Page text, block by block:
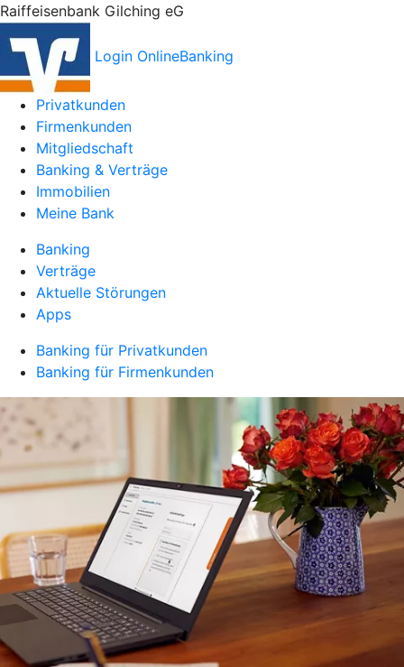
Raiffeisenbank Gilching eG
Login OnlineBanking
Privatkunden
Firmenkunden
Mitgliedschaft
Banking & Verträge
Immobilien
Meine Bank
Banking
Verträge
Aktuelle Störungen
Apps
Banking für Privatkunden
Banking für Firmenkunden